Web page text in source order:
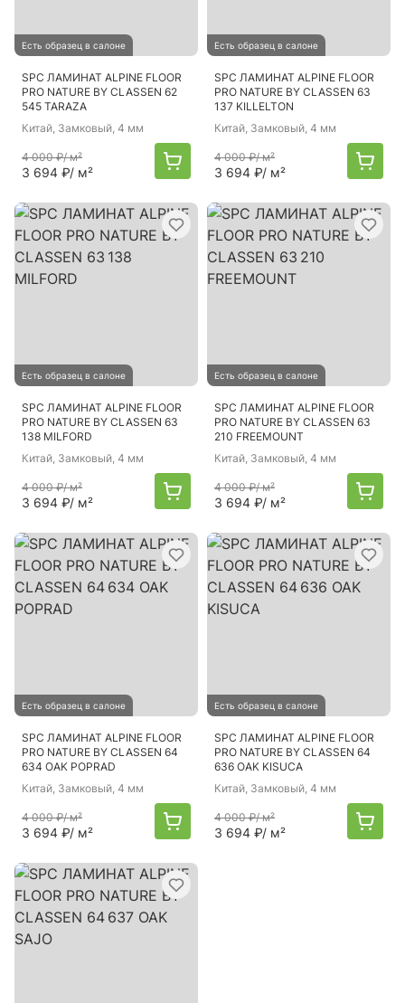
Есть образец в салоне
SPC ЛАМИНАТ ALPINE FLOOR
PRO NATURE BY CLASSEN 62
545 TARAZA
Китай, Замковый, 4 мм
4 000 ₽/ м²
3 694 ₽/ м²
Есть образец в салоне
SPC ЛАМИНАТ ALPINE FLOOR
PRO NATURE BY CLASSEN 63
137 KILLELTON
Китай, Замковый, 4 мм
4 000 ₽/ м²
3 694 ₽/ м²
Есть образец в салоне
SPC ЛАМИНАТ ALPINE FLOOR
PRO NATURE BY CLASSEN 63
138 MILFORD
Китай, Замковый, 4 мм
4 000 ₽/ м²
3 694 ₽/ м²
Есть образец в салоне
SPC ЛАМИНАТ ALPINE FLOOR
PRO NATURE BY CLASSEN 63
210 FREEMOUNT
Китай, Замковый, 4 мм
4 000 ₽/ м²
3 694 ₽/ м²
Есть образец в салоне
SPC ЛАМИНАТ ALPINE FLOOR
PRO NATURE BY CLASSEN 64
634 OAK POPRAD
Китай, Замковый, 4 мм
4 000 ₽/ м²
3 694 ₽/ м²
Есть образец в салоне
SPC ЛАМИНАТ ALPINE FLOOR
PRO NATURE BY CLASSEN 64
636 OAK KISUCA
Китай, Замковый, 4 мм
4 000 ₽/ м²
3 694 ₽/ м²